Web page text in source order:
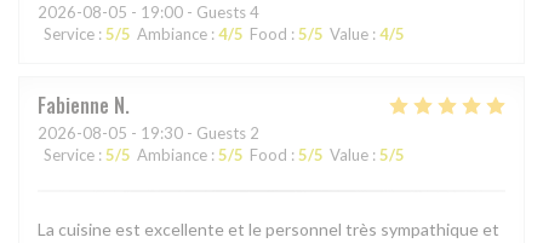
2026-08-05 - 19:00 - Guests 4
Service : 5/5 Ambiance : 4/5 Food : 5/5 Value : 4/5
Fabienne N
2026-08-05 - 19:30 - Guests 2
Service : 5/5 Ambiance : 5/5 Food : 5/5 Value : 5/5
La cuisine est excellente et le personnel très sympathique et